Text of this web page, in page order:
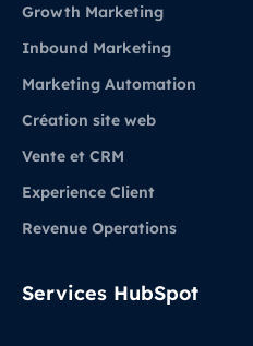
Growth Marketing
Inbound Marketing
Marketing Automation
Création site web
Vente et CRM
Experience Client
Revenue Operations
Services HubSpot